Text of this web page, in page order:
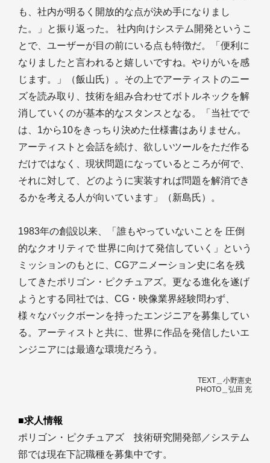
も、社内が明るく開放的な点が決め手になりまし
た。」と振り返った。 社内向けシステム開発というこ
とで、ユーザーが目の前にいる点も特徴だ。「便利に
なりましたと言われると嬉しいですね。やりがいを感
じます。」（飯山氏）。その上でアーティストのニー
ズを読み取り、技術を組み合わせてボトルネックを解
消していくのが基本的なスタンスとなる。「当社でで
は、1から10をきっちり決めた仕様書はありません。
アーティストと会話を続け、欲しいツールをただ作る
だけではなく、現状問題になっているところが何で、
それに対して、どのように実装すれば問題を解消でき
るかを考える人が向いています」（新島氏）。
1983年の創設以来、「誰もやっていないことを 圧倒
的なクオリティで 世界に向けて発信していく」という
ミッションのもとに、CGアニメーション史に名を残
してきたポリゴン・ピクチュアズ。更なる進化を遂げ
ようとする同社では、CG・映像業界経験問わず、
様々なバックボーンを持ったエンジニアを募集してい
る。アーティストと共に、世界に作品を発信したいエ
ンジニアには最適な環境だろう。
TEXT＿小野憲史
PHOTO＿弘田 充
■求人情報
ポリゴン・ピクチュアズ 技術研究開発部／システム
部では現在下記職種を募集中です。